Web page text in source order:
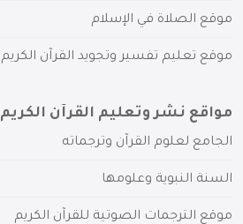
موقع الصلاة في الإسلام
موقع تعليم تفسير وتجويد القرآن الكريم
مواقع نشر وتعليم القرآن الكريم
الجامع لعلوم القرآن وترجماته
السنة النبوية وعلومها
موقع الترجمات الصوتية للقرآن الكريم